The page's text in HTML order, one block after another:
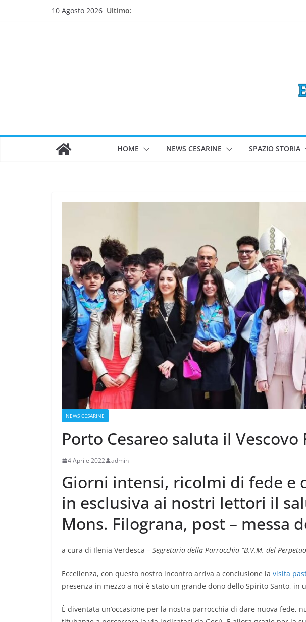
10 Agosto 2026 Ultimo:
HOME NEWS CESARINE SPAZIO STORIA
NEWS CESARINE
Porto Cesareo saluta il Vescovo
4 Aprile 2022 admin
Giorni intensi, ricolmi di fede e
in esclusiva ai nostri lettori il
Mons. Filograna, post – messa
a cura di Ilenia Verdesca – Segretaria della Parrocchia “B.V.M. del
Eccellenza, con questo nostro incontro arriva a conclusione la visita
presenza in mezzo a noi è stato un grande dono dello Spirito Santo, in
È diventata un’occasione per la nostra parrocchia di dare nuova fede,